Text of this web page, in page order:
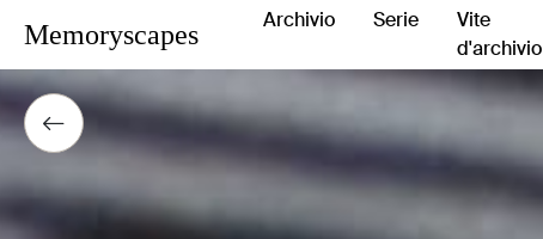
Memoryscapes Archivio Serie
Vite
d'archivio